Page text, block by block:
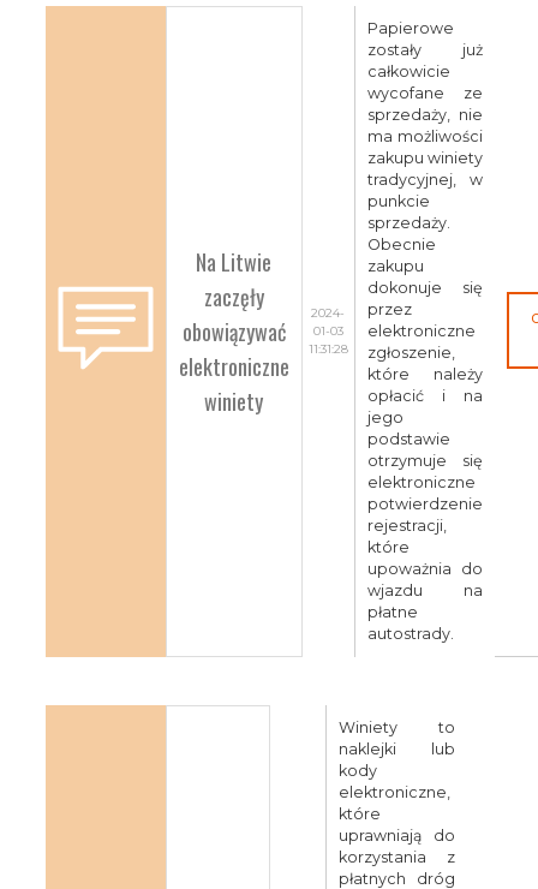
Na Litwie
zaczęły
obowiązywać
elektroniczne
winiety
2024-
01-03
11:31:28
Papierowe
zostały już
całkowicie
wycofane ze
sprzedaży, nie
ma możliwości
zakupu winiety
tradycyjnej, w
punkcie
sprzedaży.
Obecnie
zakupu
dokonuje się
przez
elektroniczne
zgłoszenie,
które należy
opłacić i na
jego
podstawie
otrzymuje się
elektroniczne
potwierdzenie
rejestracji,
które
upoważnia do
wjazdu na
płatne
autostrady.
Winiety to
naklejki lub
kody
elektroniczne,
które
uprawniają do
korzystania z
płatnych dróg